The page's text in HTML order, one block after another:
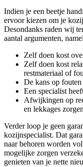
Indien je een beetje
ervoor kiezen om je
Desondanks raden wij
aantal argumenten,
Zelf doen kost
Zelf doen kost
restmateriaal of
De kans op
Een specialist
Afwijkingen op
en lekkages zorgen
Verder loop je geen
kozijnspecialist. Dat
naar behoren worden
mogelijke zorgen
genieten van je nette